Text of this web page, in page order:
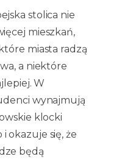
stolica nie
mieszkań,
miasta radzą
a niektóre
W
wynajmują
klocki
okazuje się, że
będą